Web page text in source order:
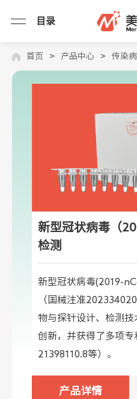
目录
首页 > 产品中心 > 传染
新型冠状病毒（
检测
新型冠状病毒(2019-
（国械注准
物与探针设计、检测
创新，并获得了多项
21398110.8等）。
产品详情